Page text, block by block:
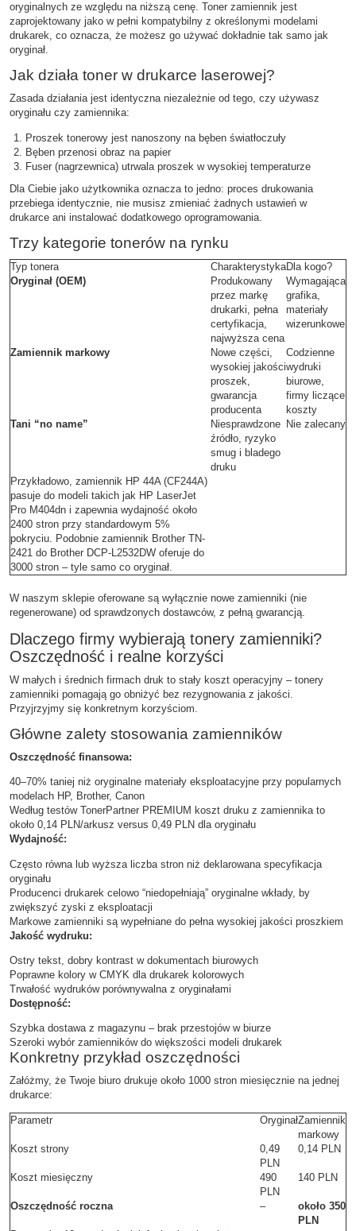
oryginalnych ze względu na niższą cenę. Toner zamiennik jest
zaprojektowany jako w pełni kompatybilny z określonymi modelami
drukarek, co oznacza, że możesz go używać dokładnie tak samo jak
oryginał.
Jak działa toner w drukarce laserowej?
Zasada działania jest identyczna niezależnie od tego, czy używasz
oryginału czy zamiennika:
Proszek tonerowy jest nanoszony na bęben światłoczuły
Bęben przenosi obraz na papier
Fuser (nagrzewnica) utrwala proszek w wysokiej temperaturze
Dla Ciebie jako użytkownika oznacza to jedno: proces drukowania
przebiega identycznie, nie musisz zmieniać żadnych ustawień w
drukarce ani instalować dodatkowego oprogramowania.
Trzy kategorie tonerów na rynku
Typ tonera CharakterystykaDla kogo?
Oryginał (OEM)
Produkowany
przez markę
drukarki, pełna
certyfikacja,
najwyższa cena
Wymagająca
grafika,
materiały
wizerunkowe
Zamiennik markowy
Nowe części,
wysokiej jakości
proszek,
gwarancja
producenta
Codzienne
wydruki
biurowe,
firmy liczące
koszty
Tani “no name”
Niesprawdzone
źródło, ryzyko
smug i bladego
druku
Nie zalecany
Przykładowo, zamiennik HP 44A (CF244A)
pasuje do modeli takich jak HP LaserJet
Pro M404dn i zapewnia wydajność około
2400 stron przy standardowym 5%
pokryciu. Podobnie zamiennik Brother TN-
2421 do Brother DCP-L2532DW oferuje do
3000 stron – tyle samo co oryginał.
W naszym sklepie oferowane są wyłącznie nowe zamienniki (nie
regenerowane) od sprawdzonych dostawców, z pełną gwarancją.
Dlaczego firmy wybierają tonery zamienniki?
Oszczędność i realne korzyści
W małych i średnich firmach druk to stały koszt operacyjny – tonery
zamienniki pomagają go obniżyć bez rezygnowania z jakości.
Przyjrzyjmy się konkretnym korzyściom.
Główne zalety stosowania zamienników
Oszczędność finansowa:
40–70% taniej niż oryginalne materiały eksploatacyjne przy popularnych
modelach HP, Brother, Canon
Według testów TonerPartner PREMIUM koszt druku z zamiennika to
około 0,14 PLN/arkusz versus 0,49 PLN dla oryginału
Wydajność:
Często równa lub wyższa liczba stron niż deklarowana specyfikacja
oryginału
Producenci drukarek celowo “niedopełniają” oryginalne wkłady, by
zwiększyć zyski z eksploatacji
Markowe zamienniki są wypełniane do pełna wysokiej jakości proszkiem
Jakość wydruku:
Ostry tekst, dobry kontrast w dokumentach biurowych
Poprawne kolory w CMYK dla drukarek kolorowych
Trwałość wydruków porównywalna z oryginałami
Dostępność:
Szybka dostawa z magazynu – brak przestojów w biurze
Szeroki wybór zamienników do większości modeli drukarek
Konkretny przykład oszczędności
Załóżmy, że Twoje biuro drukuje około 1000 stron miesięcznie na jednej
drukarce:
Parametr OryginałZamiennik
markowy
Koszt strony
0,49
PLN
0,14 PLN
Koszt miesięczny
490
PLN
140 PLN
Oszczędność roczna –
około 350
PLN